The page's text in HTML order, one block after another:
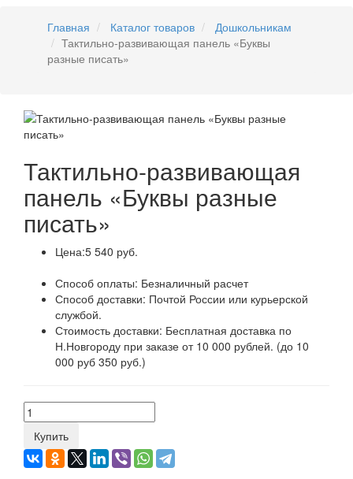
Главная Каталог товаров
Дошкольникам
Тактильно-развивающая панель «Буквы
разные писать»
Тактильно-развивающая
панель «Буквы разные
писать»
Цена:5 540 руб.
Способ оплаты: Безналичный расчет
Способ доставки: Почтой России или курьерской
службой.
Стоимость доставки: Бесплатная доставка по
Н.Новгороду при заказе от 10 000 рублей. (до 10
000 руб 350 руб.)
Купить